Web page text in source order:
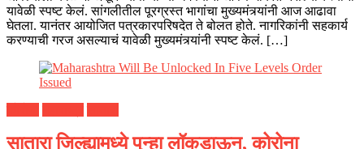
यावेळी स्पष्ट केलं. सांगलीतील पूरग्रस्त भागांचा मुख्यमंत्र्यांनी आज आढावा
घेतला. यानंतर आयोजित पत्रकारपरिषदेत ते बोलत होते. नागरिकांनी सहकार्य
करण्याची गरज असल्याचं यावेळी मुख्यमंत्र्यांनी स्पष्ट केलं. […]
सातारा जिल्ह्यामध्ये पुन्हा लॉकडाऊन, कोरोना